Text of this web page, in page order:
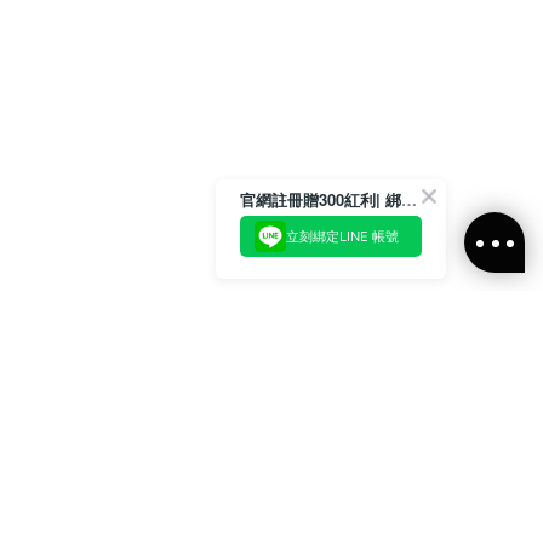
官網註冊贈300紅利| 綁定LINE再領取專屬優惠
立刻綁定LINE 帳號